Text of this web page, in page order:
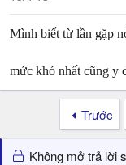
Mình biết từ lần gặp
mức khó nhất cũng y
Trước
Không mở trả lời